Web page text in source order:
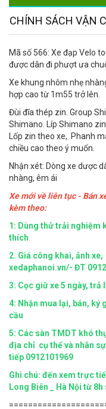
CHÍNH SÁCH VẬN
Mã số 566: Xe đạp Velo
được dân đi phượt ưa
Xe khung nhôm nhẹ
hợp cao từ 1m55 trở lên.
Đùi đĩa thép zin. Group
Shimano. Líp Shimano
Lốp zin theo xe, Phanh
chiều cao theo ý muốn.
Nhận xét: Dòng xe dược
nhàng, êm ái
Xe mới về liên tục - Bán
kèm theo:
1: Dùng thử trải nghiệm
thích
2. Giá công khai, ảnh
xedaphanoi.vn/- ĐT
3: Cọc giữ xe 5 ngày, trả
4: Nhận mua lại, bán, ký
cầu
5: Các sàn TMDT khó
địa chỉ cụ thể và nhân
tiếp 0912101969
Ghi chú: đến xem trực
Long Biên _ Hà Nội từ